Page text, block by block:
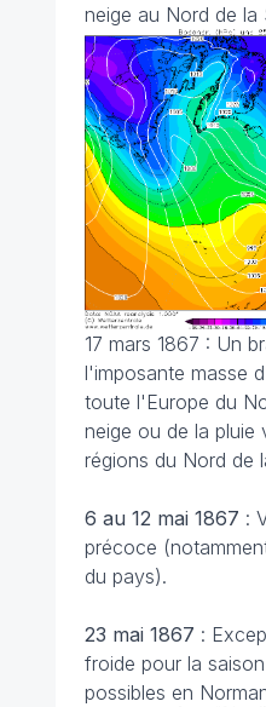
neige au Nord de la
17 mars 1867 : Un
l'imposante masse
toute l'Europe du
neige ou de la pluie
régions du Nord de
6 au 12 mai 1867 :
précoce
du pays).
23 mai 1867 :
froide pour la
possibles en